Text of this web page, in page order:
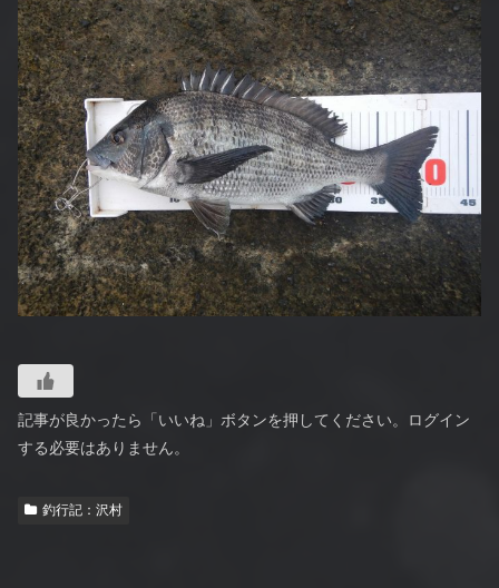
記事が良かったら「いいね」ボタンを押してください。ログイン
する必要はありません。
釣行記：沢村